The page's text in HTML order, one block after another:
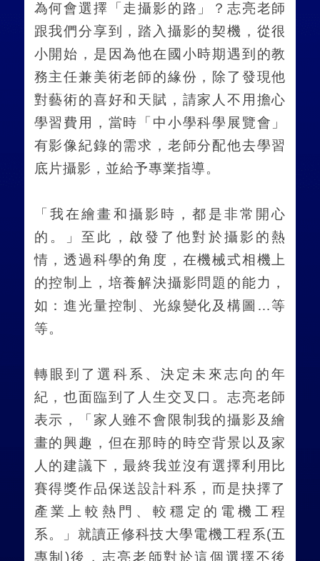
為何會選擇「走攝影的路」？志亮老師
跟我們分享到，踏入攝影的契機，從很
小開始，是因為他在國小時期遇到的教
務主任兼美術老師的緣份，除了發現他
對藝術的喜好和天賦，請家人不用擔心
學習費用，當時「中小學科學展覽會」
有影像紀錄的需求，老師分配他去學習
底片攝影，並給予專業指導。
「我在繪畫和攝影時，都是非常開心
的。」至此，啟發了他對於攝影的熱
情，透過科學的角度，在機械式相機上
的控制上，培養解決攝影問題的能力，
如：進光量控制、光線變化及構圖…等
等。
轉眼到了選科系、決定未來志向的年
紀，也面臨到了人生交叉口。志亮老師
表示，「家人雖不會限制我的攝影及繪
畫的興趣，但在那時的時空背景以及家
人的建議下，最終我並沒有選擇利用比
賽得獎作品保送設計科系，而是抉擇了
產業上較熱門、較穩定的電機工程
系。」就讀正修科技大學電機工程系(五
專制 )後，志亮老師對於這個選擇不後